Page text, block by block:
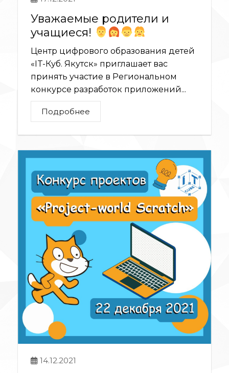
Уважаемые родители и
учащиеся!
Центр цифрового образования детей
«IT-Куб. Якутск» приглашает вас
принять участие в Региональном
конкурсе разработок приложений...
Подробнее
14.12.2021